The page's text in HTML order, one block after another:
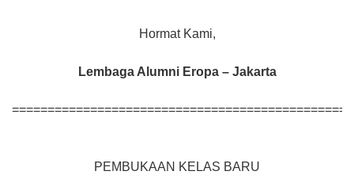
Hormat Kami,
Lembaga Alumni Eropa – Jakarta
PEMBUKAAN KELAS BARU